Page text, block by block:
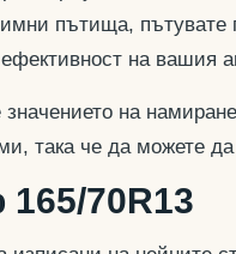
пътища, пътувате
на вашия
на
така че да можете
165/70R13